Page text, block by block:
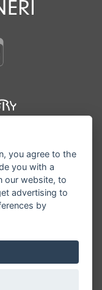
serveru
si právo
you agree to the
you with a
our website, to
advertising to
by